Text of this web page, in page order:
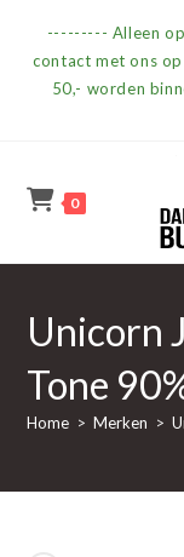
--------- Alleen op
contact met ons
50,- worden
0
Unicorn
Tone
Home > Merken >